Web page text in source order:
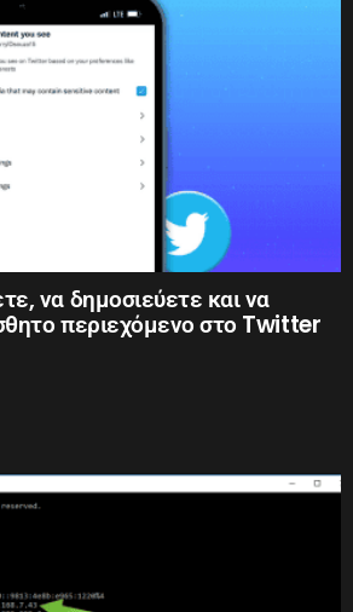
να δημοσιεύετε και να
περιεχόμενο στο Twitter